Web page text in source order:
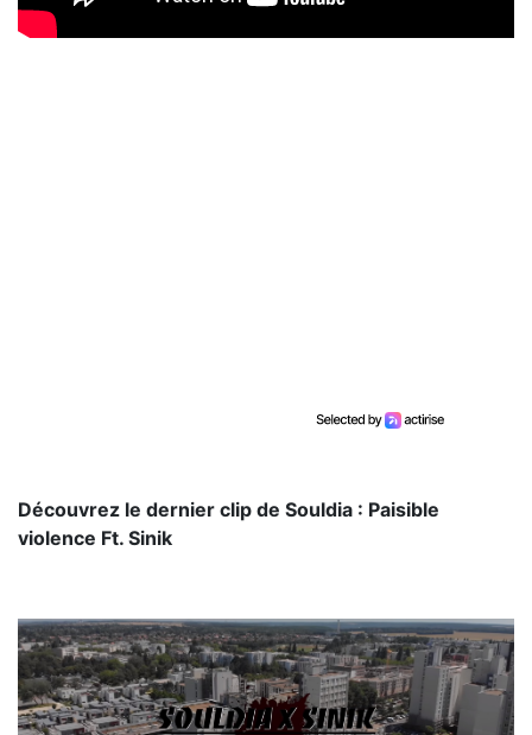
Découvrez le dernier clip de Souldia : Paisible
violence Ft. Sinik